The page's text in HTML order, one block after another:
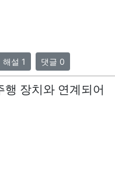
해설 1 댓글 0
장치와 연계되어